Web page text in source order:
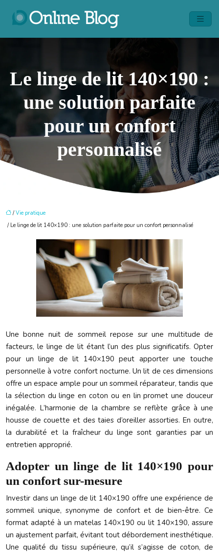
Le linge de lit 140×190 :
une solution parfaite
pour un confort
personnalisé
/Vie pratique
/ Le linge de lit 140×190 : une solution parfaite pour un confort personnalisé
Une bonne nuit de sommeil repose sur une multitude de
facteurs, le linge de lit étant l’un des plus significatifs. Opter
pour un linge de lit 140×190 peut apporter une touche
personnelle à votre confort nocturne. Un lit de ces dimensions
offre un espace ample pour un sommeil réparateur, tandis que
la sélection du linge en coton ou en lin promet une douceur
inégalée. L’harmonie de la chambre se reflète grâce à une
housse de couette et des taies d’oreiller assorties. En outre,
la durabilité et la fraîcheur du linge sont garanties par un
entretien approprié.
Adopter un linge de lit 140×190 pour
un confort sur-mesure
Investir dans un linge de lit 140×190 offre une expérience de
sommeil unique, synonyme de confort et de bien-être. Ce
format adapté à un matelas 140×190 ou lit 140×190, assure
un ajustement parfait, évitant tout débordement inesthétique.
Une qualité du tissu supérieure, qu’il s’agisse de coton, de